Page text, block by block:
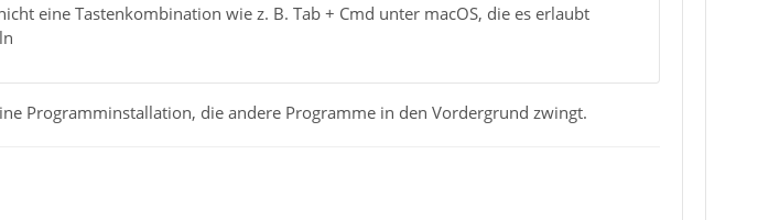
eine Tastenkombination wie z. B. Tab + Cmd unter macOS, die es erlaubt
Programminstallation, die andere Programme in den Vordergrund zwingt.